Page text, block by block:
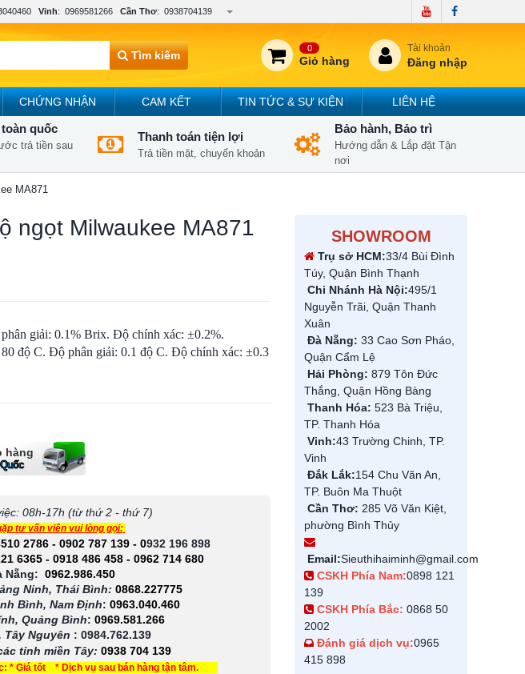
Vinh: 0969581266 Cần Thơ: 0938704139
Tìm kiếm
0
Giỏ hàng
Tài khoản
Đăng nhập
CHỨNG NHẬN CAM KẾT TIN TỨC & SỰ KIỆN LIÊN HỆ
quốc
trả tiền sau
Thanh toán tiện lợi
Trả tiền mặt, chuyển khoản
Bảo hành, Bảo trì
Hướng dẫn & Lắp đặt Tận
nơi
MA871
ngọt Milwaukee MA871
giải: 0.1% Brix. Độ chính xác: ±0.2%.
80 độ C. Độ phân giải: 0.1 độ C. Độ chính xác: ±0.3
hàng
08h-17h (từ thứ 2 - thứ 7)
tư vấn viên vui lòng gọi:
2786 - 0902 787 139- 0932 196 898
6365 - 0918 486 458 - 0962 714 680
Nẵng: 0962.986.450
Ninh, Thái Bình: 0868.227775
Bình, Nam Định: 0963.040.460
Quảng Bình: 0969.581.266
Tây Nguyên : 0984.762.139
tỉnh miền Tây: 0938 704 139
* Giá tốt * Dịch vụ sau bán hàng tận tâm.
SHOWROOM
Trụ sở HCM:33/4 Bùi Đình
Túy, Quận Bình Thạnh
Chi Nhánh Hà Nội:495/1
Nguyễn Trãi, Quận Thanh
Xuân
Đà Nẵng: 33 Cao Sơn Pháo,
Quận Cẩm Lệ
Hải Phòng: 879 Tôn Đức
Thắng, Quận Hồng Bàng
Thanh Hóa: 523 Bà Triệu,
TP. Thanh Hóa
Vinh:43 Trường Chinh, TP.
Vinh
Đắk Lắk:154 Chu Văn An,
TP. Buôn Ma Thuột
Cần Thơ: 285 Võ Văn Kiệt,
phường Bình Thủy
Email:Sieuthihaiminh@gmail.com
CSKH Phía Nam:0898 121
139
CSKH Phía Bắc: 0868 50
2002
Đánh giá dịch vụ:0965
415 898